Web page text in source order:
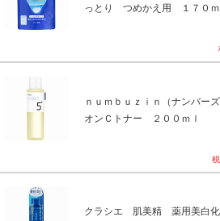
っとり つめかえ用 １７０ｍ
ｎｕｍｂｕｚｉｎ（ナンバー
オンＣトナー ２００ｍｌ
クラシエ 肌美精 薬用美白